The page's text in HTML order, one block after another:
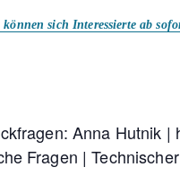
sich Interessierte ab
Anna Hutnik
Fragen |